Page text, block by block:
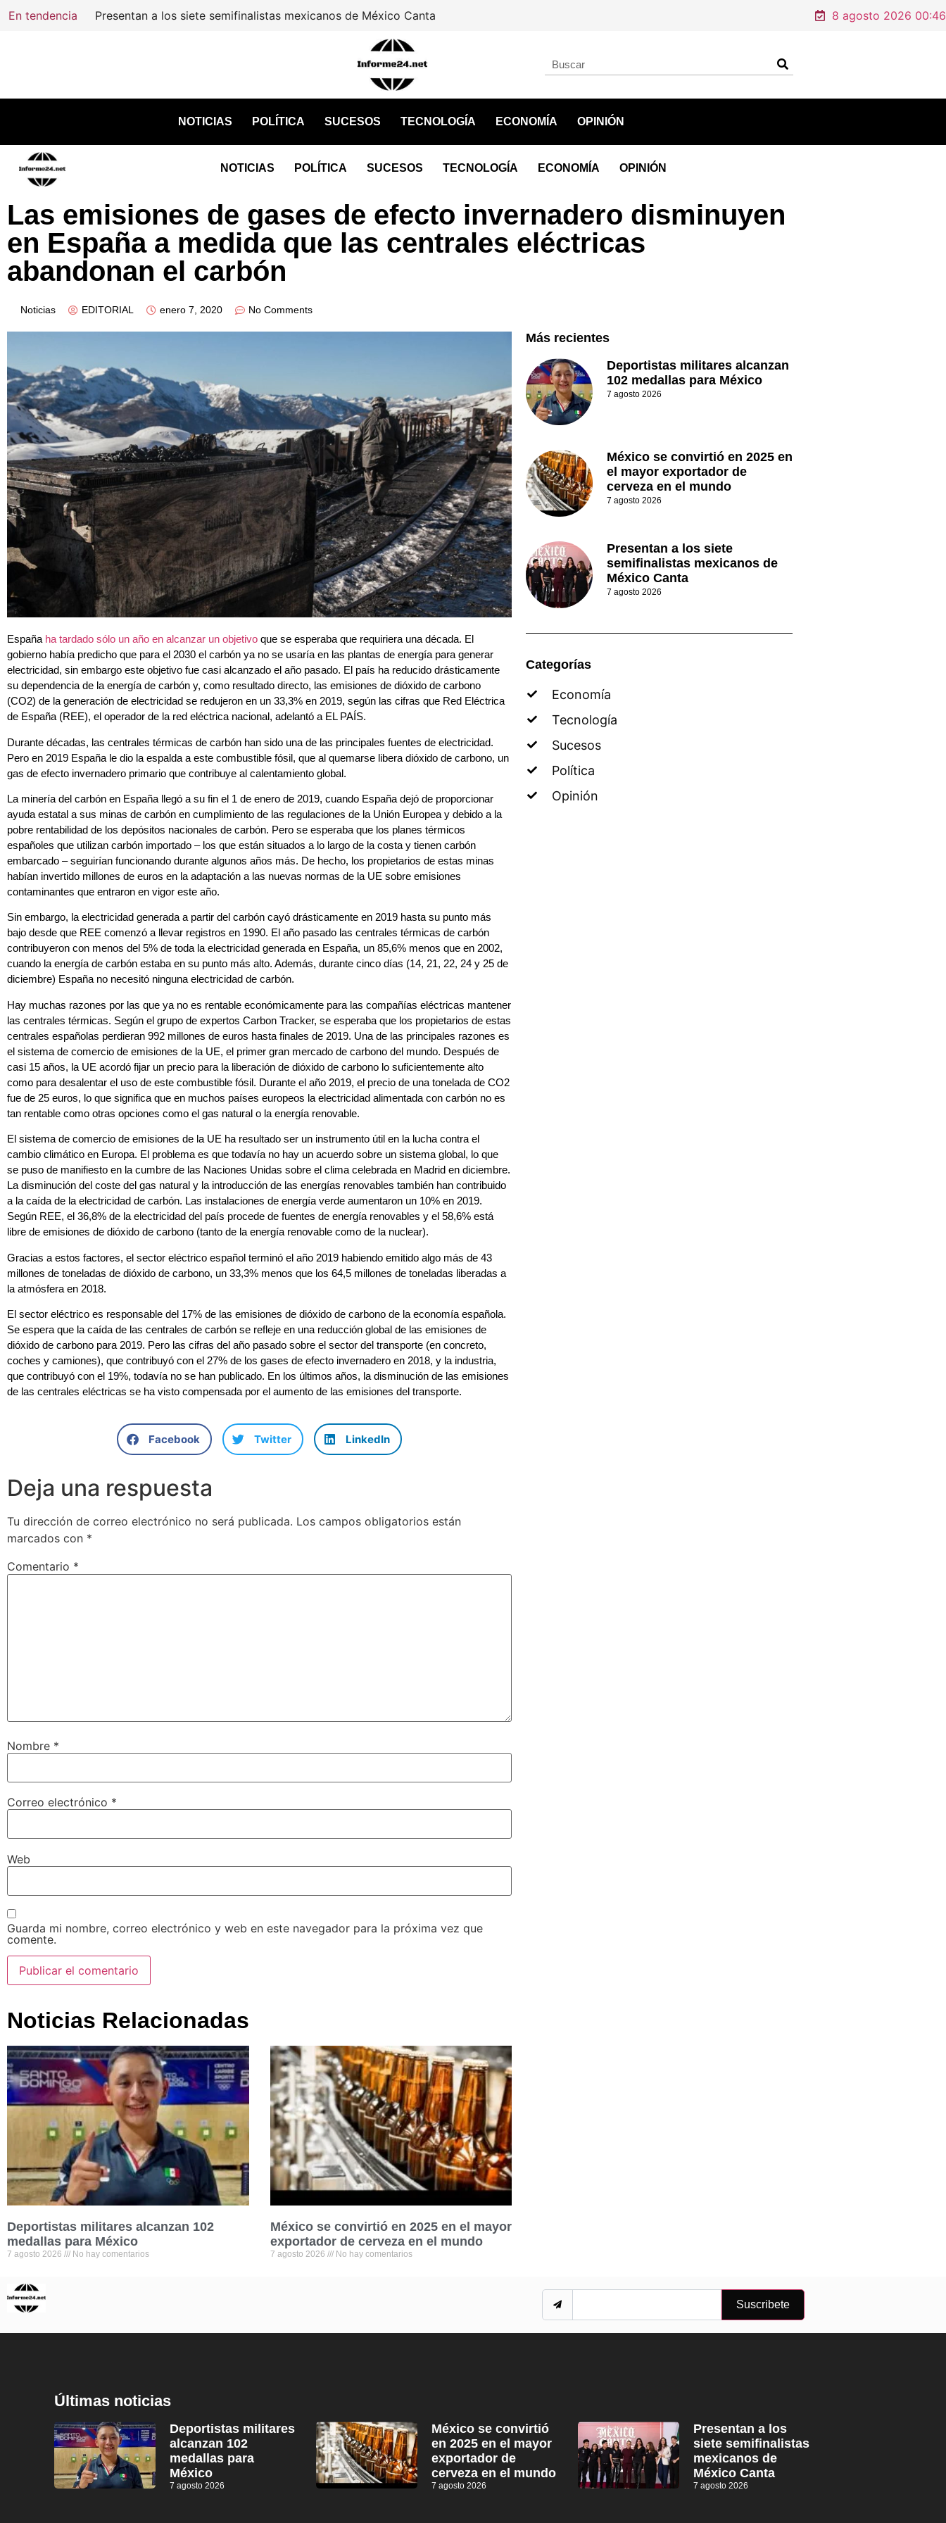
En tendencia Rescatan a león africano abandonado en un domicilio de Tamaulipas 8 agosto 2026 00:46
NOTICIAS POLÍTICA SUCESOS TECNOLOGÍA ECONOMÍA OPINIÓN
NOTICIAS POLÍTICA SUCESOS TECNOLOGÍA ECONOMÍA OPINIÓN
Las emisiones de gases de efecto invernadero disminuyen
en España a medida que las centrales eléctricas
abandonan el carbón
Noticias EDITORIAL enero 7, 2020 No Comments
España ha tardado sólo un año en alcanzar un objetivo que se esperaba que requiriera una década. El
gobierno había predicho que para el 2030 el carbón ya no se usaría en las plantas de energía para generar
electricidad, sin embargo este objetivo fue casi alcanzado el año pasado. El país ha reducido drásticamente
su dependencia de la energía de carbón y, como resultado directo, las emisiones de dióxido de carbono
(CO2) de la generación de electricidad se redujeron en un 33,3% en 2019, según las cifras que Red Eléctrica
de España (REE), el operador de la red eléctrica nacional, adelantó a EL PAÍS.
Durante décadas, las centrales térmicas de carbón han sido una de las principales fuentes de electricidad.
Pero en 2019 España le dio la espalda a este combustible fósil, que al quemarse libera dióxido de carbono, un
gas de efecto invernadero primario que contribuye al calentamiento global.
La minería del carbón en España llegó a su fin el 1 de enero de 2019, cuando España dejó de proporcionar
ayuda estatal a sus minas de carbón en cumplimiento de las regulaciones de la Unión Europea y debido a la
pobre rentabilidad de los depósitos nacionales de carbón. Pero se esperaba que los planes térmicos
españoles que utilizan carbón importado – los que están situados a lo largo de la costa y tienen carbón
embarcado – seguirían funcionando durante algunos años más. De hecho, los propietarios de estas minas
habían invertido millones de euros en la adaptación a las nuevas normas de la UE sobre emisiones
contaminantes que entraron en vigor este año.
Sin embargo, la electricidad generada a partir del carbón cayó drásticamente en 2019 hasta su punto más
bajo desde que REE comenzó a llevar registros en 1990. El año pasado las centrales térmicas de carbón
contribuyeron con menos del 5% de toda la electricidad generada en España, un 85,6% menos que en 2002,
cuando la energía de carbón estaba en su punto más alto. Además, durante cinco días (14, 21, 22, 24 y 25 de
diciembre) España no necesitó ninguna electricidad de carbón.
Hay muchas razones por las que ya no es rentable económicamente para las compañías eléctricas mantener
las centrales térmicas. Según el grupo de expertos Carbon Tracker, se esperaba que los propietarios de estas
centrales españolas perdieran 992 millones de euros hasta finales de 2019. Una de las principales razones es
el sistema de comercio de emisiones de la UE, el primer gran mercado de carbono del mundo. Después de
casi 15 años, la UE acordó fijar un precio para la liberación de dióxido de carbono lo suficientemente alto
como para desalentar el uso de este combustible fósil. Durante el año 2019, el precio de una tonelada de CO2
fue de 25 euros, lo que significa que en muchos países europeos la electricidad alimentada con carbón no es
tan rentable como otras opciones como el gas natural o la energía renovable.
El sistema de comercio de emisiones de la UE ha resultado ser un instrumento útil en la lucha contra el
cambio climático en Europa. El problema es que todavía no hay un acuerdo sobre un sistema global, lo que
se puso de manifiesto en la cumbre de las Naciones Unidas sobre el clima celebrada en Madrid en diciembre.
La disminución del coste del gas natural y la introducción de las energías renovables también han contribuido
a la caída de la electricidad de carbón. Las instalaciones de energía verde aumentaron un 10% en 2019.
Según REE, el 36,8% de la electricidad del país procede de fuentes de energía renovables y el 58,6% está
libre de emisiones de dióxido de carbono (tanto de la energía renovable como de la nuclear).
Gracias a estos factores, el sector eléctrico español terminó el año 2019 habiendo emitido algo más de 43
millones de toneladas de dióxido de carbono, un 33,3% menos que los 64,5 millones de toneladas liberadas a
la atmósfera en 2018.
El sector eléctrico es responsable del 17% de las emisiones de dióxido de carbono de la economía española.
Se espera que la caída de las centrales de carbón se refleje en una reducción global de las emisiones de
dióxido de carbono para 2019. Pero las cifras del año pasado sobre el sector del transporte (en concreto,
coches y camiones), que contribuyó con el 27% de los gases de efecto invernadero en 2018, y la industria,
que contribuyó con el 19%, todavía no se han publicado. En los últimos años, la disminución de las emisiones
de las centrales eléctricas se ha visto compensada por el aumento de las emisiones del transporte.
Facebook Twitter LinkedIn
Deja una respuesta
Tu dirección de correo electrónico no será publicada. Los campos obligatorios están
marcados con *
Comentario *
Nombre *
Correo electrónico *
Web
Guarda mi nombre, correo electrónico y web en este navegador para la próxima vez que
comente.
Noticias Relacionadas
Deportistas militares alcanzan 102
medallas para México
7 agosto 2026 No hay comentarios
México se convirtió en 2025 en el mayor
exportador de cerveza en el mundo
7 agosto 2026 No hay comentarios
Más recientes
Deportistas militares alcanzan
102 medallas para México
7 agosto 2026
México se convirtió en 2025 en
el mayor exportador de
cerveza en el mundo
7 agosto 2026
Presentan a los siete
semifinalistas mexicanos de
México Canta
7 agosto 2026
Categorías
Economía
Tecnología
Sucesos
Política
Opinión
Suscribete
Últimas noticias
Deportistas militares
alcanzan 102
medallas para
México
7 agosto 2026
México se convirtió
en 2025 en el mayor
exportador de
cerveza en el mundo
7 agosto 2026
Presentan a los
siete semifinalistas
mexicanos de
México Canta
7 agosto 2026